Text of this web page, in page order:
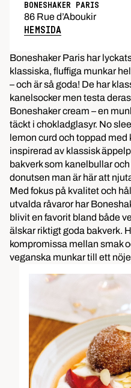
BONESHAKER PARIS
86 Rue d’Aboukir
HEMSIDA
Boneshaker Paris har
klassiska, fluffiga munkar
– och är så goda! De har
kanelsocker men testa
Boneshaker cream – en
täckt i chokladglasyr. No
lemon curd och toppad med
inspirerad av klassisk
bakverk som kanelbullaroch
donutsen man är här att
Med fokus på kvalitet och
utvalda råvaror har
blivit en favorit bland både
älskar riktigt goda bakverk.
kompromissa mellan smak
veganska munkar till ett